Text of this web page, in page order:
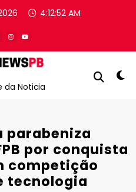
4:12:52 AM
da Noticia
parabeniza
por conquista
competição
tecnologia